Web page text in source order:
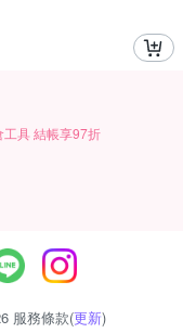
具 結帳享97折
服務條款(更新)